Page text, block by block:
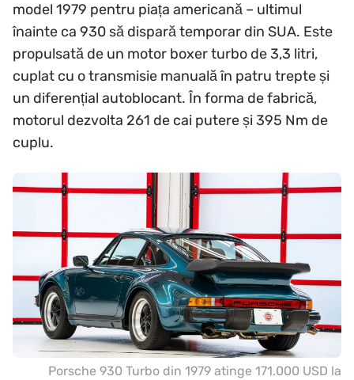
model 1979 pentru piața americană – ultimul
înainte ca 930 să dispară temporar din SUA. Este
propulsată de un motor boxer turbo de 3,3 litri,
cuplat cu o transmisie manuală în patru trepte și
un diferențial autoblocant. În forma de fabrică,
motorul dezvolta 261 de cai putere și 395 Nm de
cuplu.
Porsche 930 Turbo din 1979 atinge 171.000 USD la